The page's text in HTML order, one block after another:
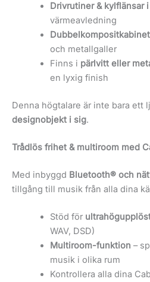
Drivrutiner & kylflänsar
värmeavledning
och metallgaller
Finns i pärlvitt eller
en lyxig finish
Denna högtalare är inte bara ett
designobjekt i sig.
Trådlös frihet & multiroom med
Med inbyggd Bluetooth® och
tillgång till musik från alla dina
Stöd för
WAV, DSD)
Multiroom-funktion –
musik i olika rum
Kontrollera alla dina